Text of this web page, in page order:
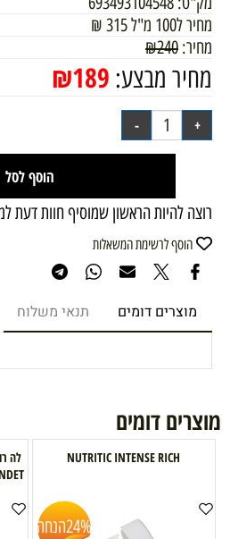
מחיר ל100 מ"ל
315
₪
מחיר:
₪240
מחיר מבצע: ₪189
הוסף לסל
רוצה להיות הראשון שמוסיף חוות דעת
הוסף לרשימת המשאלות
מוצרים דומים תנאי משלוח
מוצרים דומים
NUTRITIC INTENSE RICH
24%הנחה